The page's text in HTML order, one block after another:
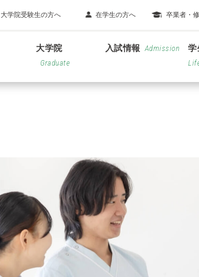
大学院受験生の方へ 在学生の方へ 卒業者・
大学院
Graduate
入試情報 Admission 学